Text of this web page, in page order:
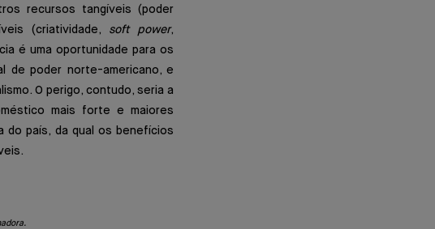
recursos tangíveis (poder
(criatividade, soft power,
é uma oportunidade para os
de poder norte-americano, e
O perigo, contudo, seria a
mais forte e maiores
do país, da qual os benefícios